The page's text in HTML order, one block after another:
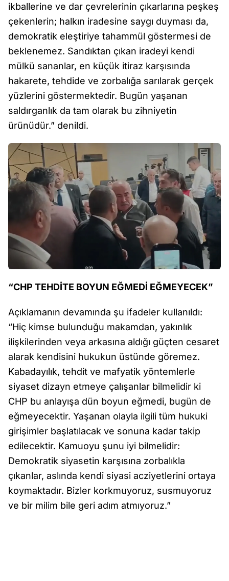
ikballerine ve dar çevrelerinin çıkarlarına peşkeş
çekenlerin; halkın iradesine saygı duyması da,
demokratik eleştiriye tahammül göstermesi de
beklenemez. Sandıktan çıkan iradeyi kendi
mülkü sananlar, en küçük itiraz karşısında
hakarete, tehdide ve zorbalığa sarılarak gerçek
yüzlerini göstermektedir. Bugün yaşanan
saldırganlık da tam olarak bu zihniyetin
ürünüdür.” denildi.
“CHP TEHDİTE BOYUN EĞMEDİ EĞMEYECEK”
Açıklamanın devamında şu ifadeler kullanıldı:
“Hiç kimse bulunduğu makamdan, yakınlık
ilişkilerinden veya arkasına aldığı güçten cesaret
alarak kendisini hukukun üstünde göremez.
Kabadayılık, tehdit ve mafyatik yöntemlerle
siyaset dizayn etmeye çalışanlar bilmelidir ki
CHP bu anlayışa dün boyun eğmedi, bugün de
eğmeyecektir. Yaşanan olayla ilgili tüm hukuki
girişimler başlatılacak ve sonuna kadar takip
edilecektir. Kamuoyu şunu iyi bilmelidir:
Demokratik siyasetin karşısına zorbalıkla
çıkanlar, aslında kendi siyasi acziyetlerini ortaya
koymaktadır. Bizler korkmuyoruz, susmuyoruz
ve bir milim bile geri adım atmıyoruz.”